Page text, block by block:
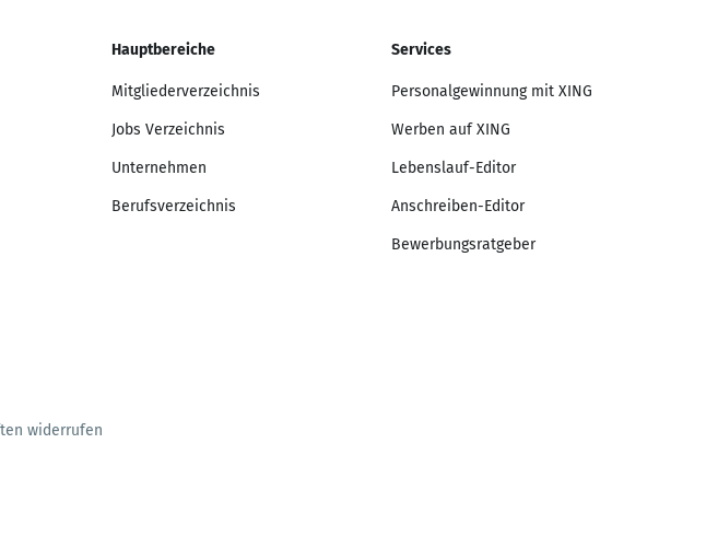
Hauptbereiche
Mitgliederverzeichnis
Jobs Verzeichnis
Unternehmen
Berufsverzeichnis
Services
Personalgewinnung mit XING
Werben auf XING
Lebenslauf-Editor
Anschreiben-Editor
Bewerbungsratgeber
widerrufen